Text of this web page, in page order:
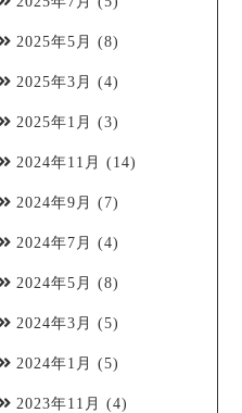
2025年5月 (8)
2025年3月 (4)
2025年1月 (3)
2024年11月 (14)
2024年9月 (7)
2024年7月 (4)
2024年5月 (8)
2024年3月 (5)
2024年1月 (5)
2023年11月 (4)